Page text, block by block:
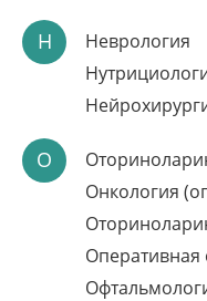
ЛАЗЕРНОЕ
ВАРИКОЗА
Без
Методика с
Запись по телефону:
Н
Неврология
О
Онкология
Оперативная